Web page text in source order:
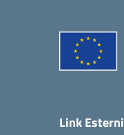
Link Esterni